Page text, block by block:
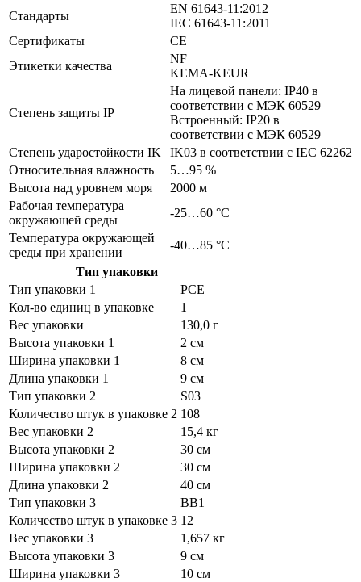
Стандарты
EN 61643-11:2012
IEC 61643-11:2011
Сертификаты
CE
Этикетки качества
NF
KEMA-KEUR
Степень защиты IP
На лицевой панели: IP40 в
соответствии с МЭК 60529
Встроенный: IP20 в
соответствии с МЭК 60529
Степень ударостойкости IK
IK03 в соответствии с IEC 62262
Относительная влажность
5…95 %
Высота над уровнем моря
2000 м
Рабочая температура
окружающей среды
-25…60 °C
Температура окружающей
среды при хранении
-40…85 °C
Тип упаковки
Тип упаковки 1
PCE
Кол-во единиц в упаковке
1
Вес упаковки
130,0 г
Высота упаковки 1
2 см
Ширина упаковки 1
8 см
Длина упаковки 1
9 см
Тип упаковки 2
S03
Количество штук в упаковке 2 108
Вес упаковки 2
15,4 кг
Высота упаковки 2
30 см
Ширина упаковки 2
30 см
Длина упаковки 2
40 см
Тип упаковки 3
BB1
Количество штук в упаковке 3 12
Вес упаковки 3
1,657 кг
Высота упаковки 3
9 см
Ширина упаковки 3
10 см